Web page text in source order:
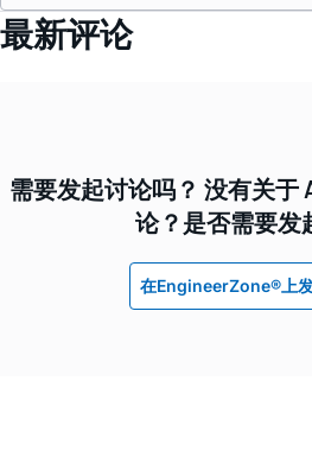
最新评论
需要发起讨论吗？ 没有关于
论？是否需要发
在EngineerZone®上